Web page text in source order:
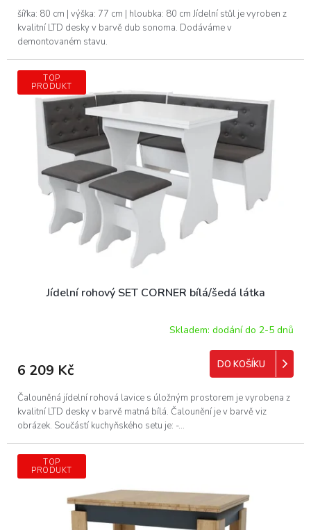
šířka: 80 cm | výška: 77 cm | hloubka: 80 cm Jídelní stůl je vyroben z
kvalitní LTD desky v barvě dub sonoma. Dodáváme v
demontovaném stavu.
TOP
PRODUKT
Jídelní rohový SET CORNER bílá/šedá látka
Skladem: dodání do 2-5 dnů
6 209 Kč DO KOŠÍKU
Čalouněná jídelní rohová lavice s úložným prostorem je vyrobena z
kvalitní LTD desky v barvě matná bílá. Čalounění je v barvě viz
obrázek. Součástí kuchyňského setu je: -...
TOP
PRODUKT